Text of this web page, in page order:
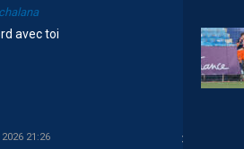
chalana
avec toi
21:26